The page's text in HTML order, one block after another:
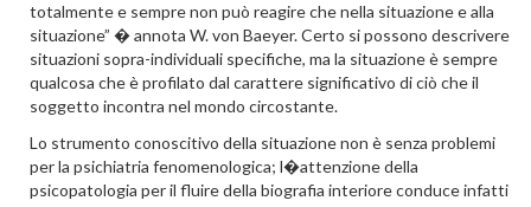
totalmente e sempre non può reagire che nella situazione e alla
situazione” � annota W. von Baeyer. Certo si possono descrivere
situazioni sopra-individuali specifiche, ma la situazione è sempre
qualcosa che è profilato dal carattere significativo di ciò che il
soggetto incontra nel mondo circostante.
Lo strumento conoscitivo della situazione non è senza problemi
per la psichiatria fenomenologica; l�attenzione della
psicopatologia per il fluire della biografia interiore conduce infatti